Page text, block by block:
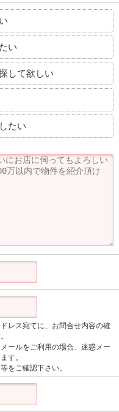
い
して欲しい
たい
レス宛てに、お問合せ内容の確
ールをご利用の場合、迷惑メー
す。
をご確認下さい。